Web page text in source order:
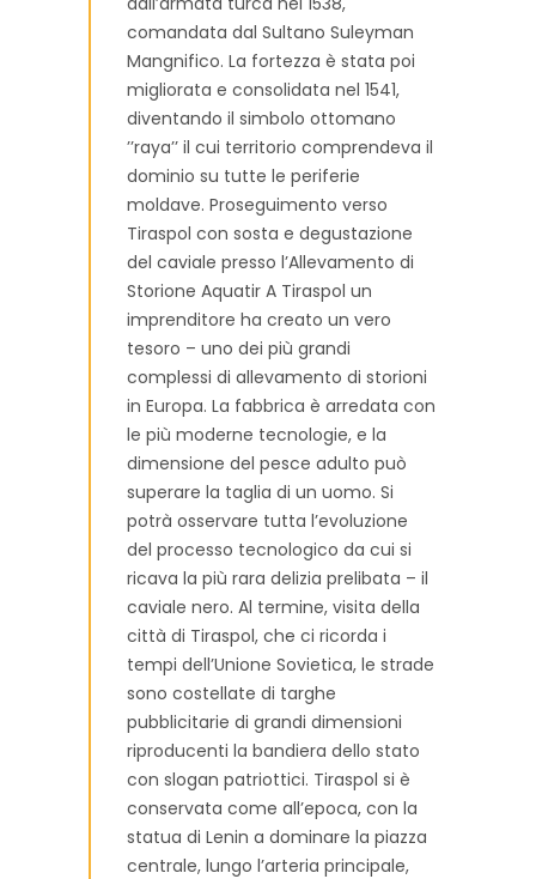
comandata dal Sultano Suleyman
Mangnifico. La fortezza è stata poi
migliorata e consolidata nel 1541,
diventando il simbolo ottomano
’’raya’’ il cui territorio comprendeva il
dominio su tutte le periferie
moldave. Proseguimento verso
Tiraspol con sosta e degustazione
del caviale presso l’Allevamento di
Storione Aquatir A Tiraspol un
imprenditore ha creato un vero
tesoro – uno dei più grandi
complessi di allevamento di storioni
in Europa. La fabbrica è arredata con
le più moderne tecnologie, e la
dimensione del pesce adulto può
superare la taglia di un uomo. Si
potrà osservare tutta l’evoluzione
del processo tecnologico da cui si
ricava la più rara delizia prelibata – il
caviale nero. Al termine, visita della
città di Tiraspol, che ci ricorda i
tempi dell’Unione Sovietica, le strade
sono costellate di targhe
pubblicitarie di grandi dimensioni
riproducenti la bandiera dello stato
con slogan patriottici. Tiraspol si è
conservata come all’epoca, con la
statua di Lenin a dominare la piazza
centrale, lungo l’arteria principale,